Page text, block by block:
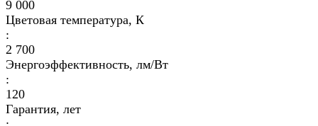
9 000
Цветовая температура, К
:
2 700
Энергоэффективность, лм/Вт
:
120
Гарантия, лет